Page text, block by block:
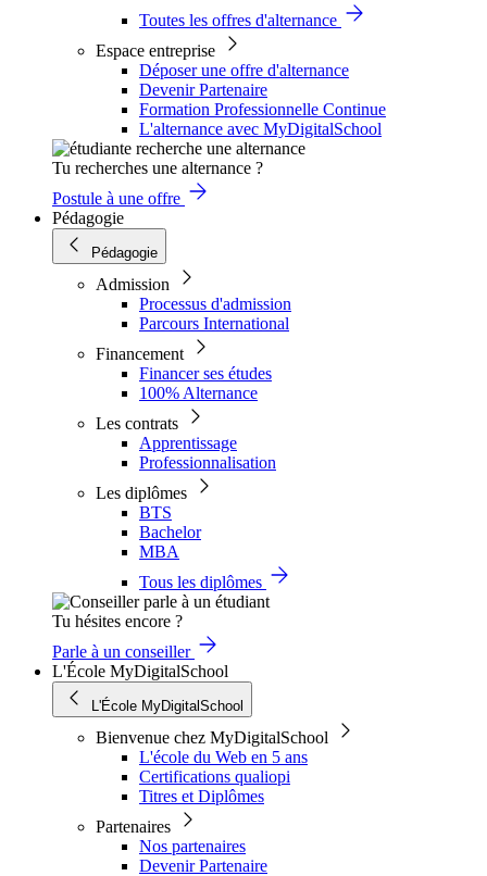
Toutes les offres d'alternance
Espace entreprise
Déposer une offre d'alternance
Devenir Partenaire
Formation Professionnelle Continue
L'alternance avec MyDigitalSchool
Tu recherches une alternance ?
Postule à une offre
Pédagogie
Pédagogie
Admission
Processus d'admission
Parcours International
Financement
Financer ses études
100% Alternance
Les contrats
Apprentissage
Professionnalisation
Les diplômes
BTS
Bachelor
MBA
Tous les diplômes
Tu hésites encore ?
Parle à un conseiller
L'École MyDigitalSchool
L'École MyDigitalSchool
Bienvenue chez MyDigitalSchool
L'école du Web en 5 ans
Certifications qualiopi
Titres et Diplômes
Partenaires
Nos partenaires
Devenir Partenaire